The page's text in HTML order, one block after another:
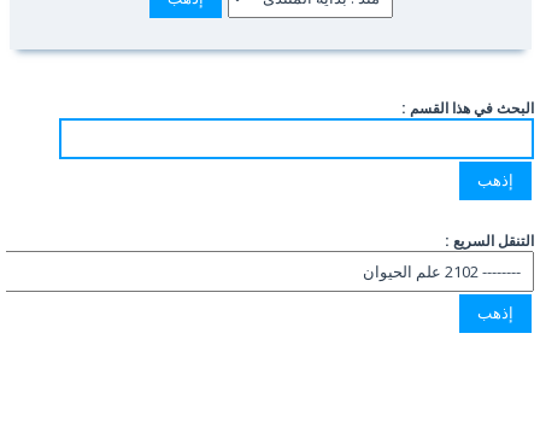
البحث في هذا القسم :
التنقل السريع :